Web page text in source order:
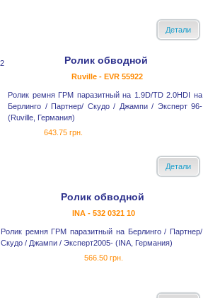
Детали
Ролик обводной
Ruville - EVR 55922
Ролик ремня ГРМ паразитный на 1.9D/TD 2.0HDI на
Берлинго / Партнер/ Скудо / Джампи / Эксперт 96-
(Ruville, Германия)
643.75 грн.
Детали
Ролик обводной
INA - 532 0321 10
Ролик ремня ГРМ паразитный на Берлинго / Партнер/
Скудо / Джампи / Эксперт2005- (INA, Германия)
566.50 грн.